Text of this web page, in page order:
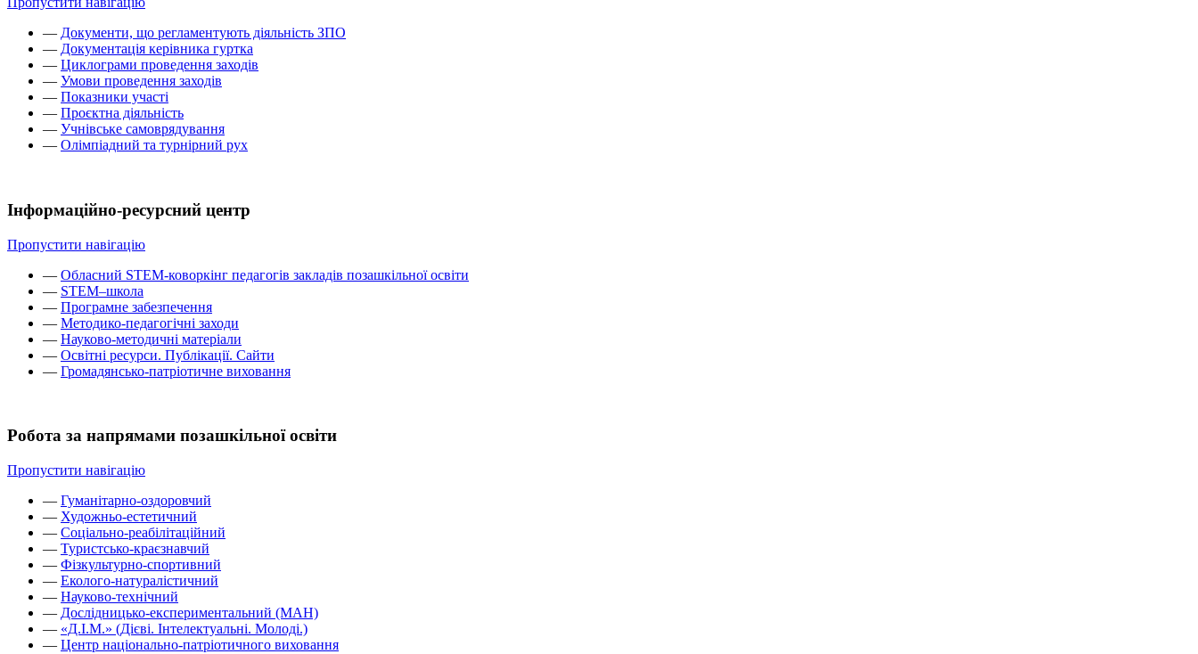
— Документи, що регламентують діяльність ЗПО
— Документація керівника гуртка
— Циклограми проведення заходів
— Умови проведення заходів
— Показники участі
— Проєктна діяльність
— Учнівське самоврядування
— Олімпіадний та турнірний рух
Інформаційно-ресурсний центр
Пропустити навігацію
— Обласний STEM-коворкінг педагогів закладів позашкільної освіти
— STEM–школа
— Програмне забезпечення
— Методико-педагогічні заходи
— Науково-методичні матеріали
— Освітні ресурси. Публікації. Сайти
— Громадянсько-патріотичне виховання
Робота за напрямами позашкільної освіти
Пропустити навігацію
— Гуманітарно-оздоровчий
— Художньо-естетичний
— Соціально-реабілітаційний
— Туристсько-краєзнавчий
— Фізкультурно-спортивний
— Еколого-натуралістичний
— Науково-технічний
— Дослідницько-експериментальний (МАН)
— «Д.І.М.» (Дієві. Інтелектуальні. Молоді.)
— Центр національно-патріотичного виховання